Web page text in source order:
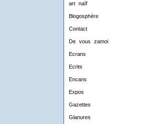
art naïf
Blogosphère
Contact
De vous zamoi
Ecrans
Ecrits
Encans
Expos
Gazettes
Glanures